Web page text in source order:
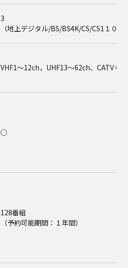
3
（地上デジタル/BS/BS4K/CS/CS1１０
VHF1～12ch，UHF13～62ch、CATV
○
128番組
（予約可能期間：１年間）